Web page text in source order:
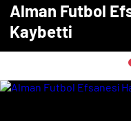
Alman Futbol
Kaybetti